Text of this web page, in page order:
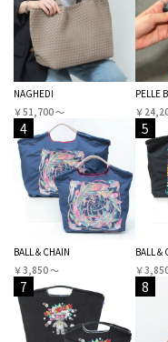
NAGHEDI
￥51,700 〜
PELLE
￥
4
BALL＆CHAIN
￥3,850 〜
5
BALL＆
￥
7 8